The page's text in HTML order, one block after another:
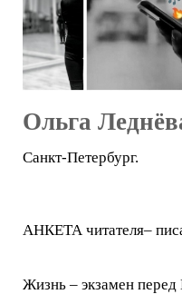
Ольга
Санкт-Петербург.
АНКЕТА читателя–
Жизнь – экзамен